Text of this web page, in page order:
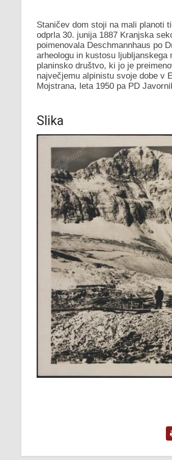
Staničev dom stoji na mali planoti
odprla 30. junija 1887 Kranjska
poimenovala Deschmannhaus po
arheologu in kustosu
planinsko društvo, ki jo je
največjemu alpinistu svoje dobe v
Mojstrana, leta 1950 pa PD
Slika